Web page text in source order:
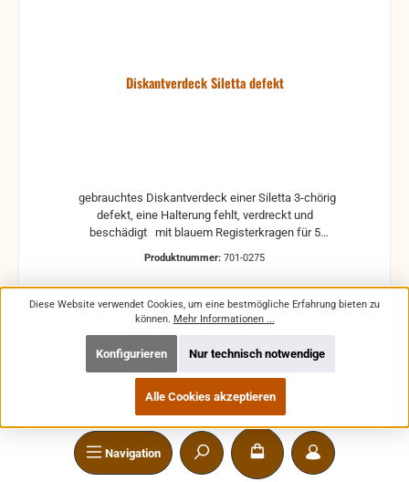
Navigation
Diskantverdeck Siletta defekt
defekt, eine Halterung fehlt, verdreckt und
beschädigt mit blauem Registerkragen für 5
Dellen oder Kratzer und sind kein Reklamationsgrund
Alle Teile sind auf Funktion geprüft. Bitte bei
Unklarheiten vorher Absprechen um Rücksendungen
zu vermeiden. Rücksendungen gehen auf Kosten
des Käufers. bei defekten Artikel kann die Funktion
nicht mehr gewährleistet werden und die Produkte
Produktnummer: 701-0275
Regulärer Preis:
9,99 €
Preise inkl. MwSt. zzgl. Versandkosten
In den Warenkorb
Diese Website verwendet Cookies, um eine bestmögliche Erfahrung bieten zu
können. Mehr Informationen ...
Nur technisch notwendige
Konfigurieren
Alle Cookies akzeptieren